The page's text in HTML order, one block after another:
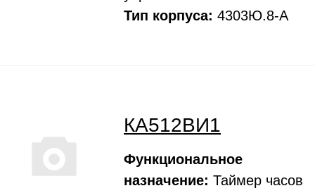
Тип корпуса: 4303Ю.8-А
КА512ВИ1
Функциональное
назначение: Таймер часов